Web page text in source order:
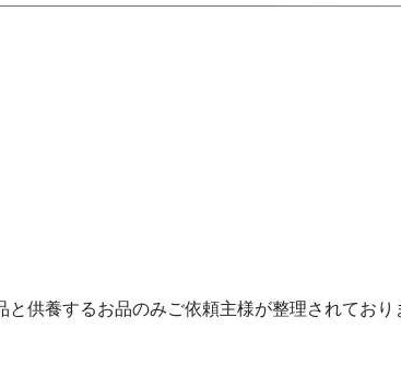
供養するお品のみご依頼主様が整理されてお